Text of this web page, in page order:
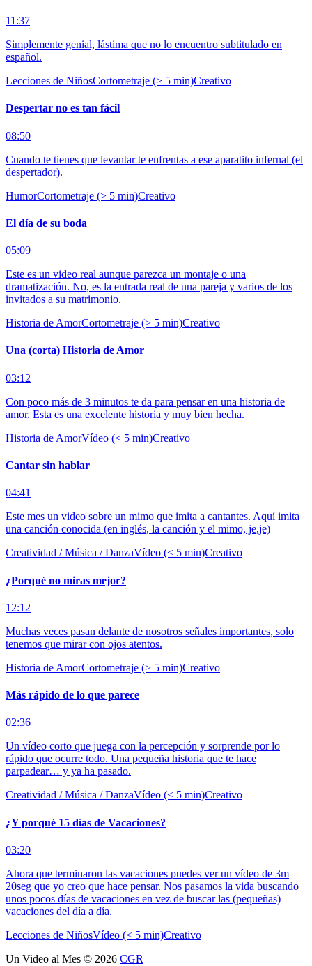
11:37
Simplemente genial, lástima que no lo encuentro subtitulado en
español.
Lecciones de NiñosCortometraje (> 5 min)Creativo
Despertar no es tan fácil
08:50
Cuando te tienes que levantar te enfrentas a ese aparatito infernal (el
despertador).
HumorCortometraje (> 5 min)Creativo
El día de su boda
05:09
Este es un video real aunque parezca un montaje o una
dramatización. No, es la entrada real de una pareja y varios de los
invitados a su matrimonio.
Historia de AmorCortometraje (> 5 min)Creativo
Una (corta) Historia de Amor
03:12
Con poco más de 3 minutos te da para pensar en una historia de
amor. Esta es una excelente historia y muy bien hecha.
Historia de AmorVídeo (< 5 min)Creativo
Cantar sin hablar
04:41
Este mes un video sobre un mimo que imita a cantantes. Aquí imita
una canción conocida (en inglés, la canción y el mimo, je,je)
Creatividad / Música / DanzaVídeo (< 5 min)Creativo
¿Porqué no miras mejor?
12:12
Muchas veces pasan delante de nosotros señales importantes, solo
tenemos que mirar con ojos atentos.
Historia de AmorCortometraje (> 5 min)Creativo
Más rápido de lo que parece
02:36
Un vídeo corto que juega con la percepción y sorprende por lo
rápido que ocurre todo. Una pequeña historia que te hace
parpadear… y ya ha pasado.
Creatividad / Música / DanzaVídeo (< 5 min)Creativo
¿Y porqué 15 días de Vacaciones?
03:20
Ahora que terminaron las vacaciones puedes ver un vídeo de 3m
20seg que yo creo que hace pensar. Nos pasamos la vida buscando
unos pocos días de vacaciones en vez de buscar las (pequeñas)
vacaciones del día a día.
Lecciones de NiñosVídeo (< 5 min)Creativo
Un Video al Mes © 2026 CGR